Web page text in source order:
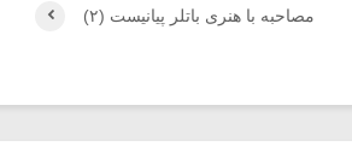
مصاحبه با هنری باتلر پیانیست (۲)